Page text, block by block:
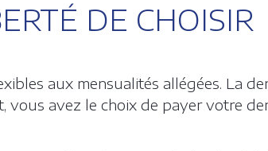
DE CHOISIR
aux mensualités allégées. La
avez le choix de payer votre